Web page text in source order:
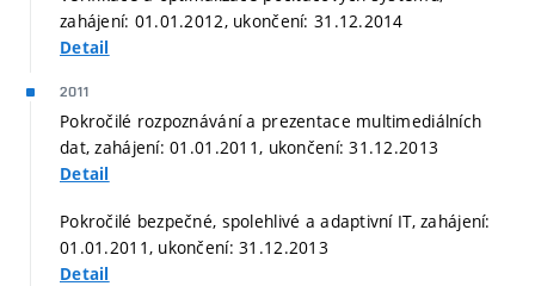
zahájení: 01.01.2012, ukončení: 31.12.2014
Detail
2011
Pokročilé rozpoznávání a prezentace multimediálních
dat, zahájení: 01.01.2011, ukončení: 31.12.2013
Detail
Pokročilé bezpečné, spolehlivé a adaptivní IT, zahájení:
01.01.2011, ukončení: 31.12.2013
Detail